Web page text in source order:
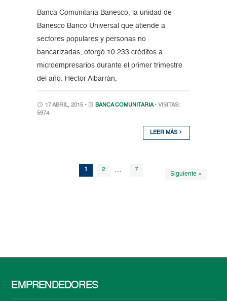
Banca Comunitaria Banesco, la unidad de
Banesco Banco Universal que atiende a
sectores populares y personas no
bancarizadas, otorgó 10.233 créditos a
microempresarios durante el primer trimestre
del año. Héctor Albarrán,
17 ABRIL, 2015 • BANCA COMUNITARIA • VISITAS:
5974
LEER MÁS
1 2 … 7
Siguiente »
EMPRENDEDORES